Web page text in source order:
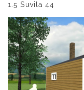
1.5 Suvila 44